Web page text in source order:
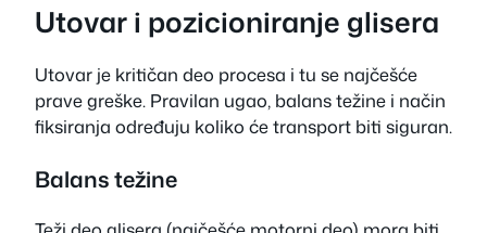
Utovar i pozicioniranje glisera
Utovar je kritičan deo procesa i tu se najčešće
prave greške. Pravilan ugao, balans težine i način
fiksiranja određuju koliko će transport biti siguran.
Balans težine